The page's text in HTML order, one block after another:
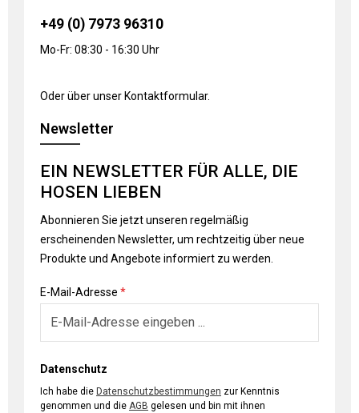
+49 (0) 7973 96310
Mo-Fr: 08:30 - 16:30 Uhr
Oder über unser Kontaktformular.
Newsletter
EIN NEWSLETTER FÜR ALLE, DIE
HOSEN LIEBEN
Abonnieren Sie jetzt unseren regelmäßig
erscheinenden Newsletter, um rechtzeitig über neue
Produkte und Angebote informiert zu werden.
E-Mail-Adresse *
Datenschutz
Ich habe die Datenschutzbestimmungen
genommen und die AGB